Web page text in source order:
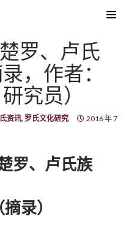
罗、卢氏
，作者：
究员）
资讯, 罗氏文化研究
2016 年 7
罗、卢氏族
录）